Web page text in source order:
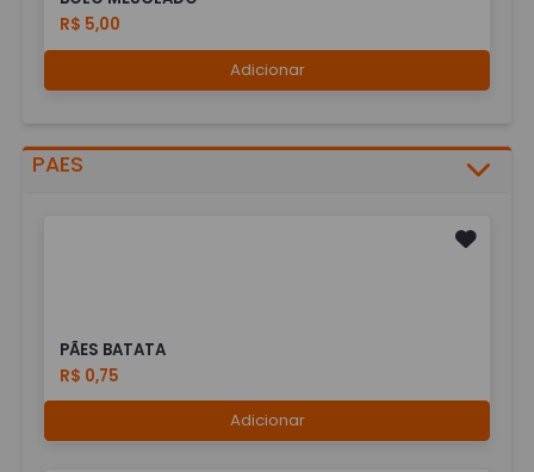
R$ 5,00
Adicionar
PAES
PÃES BATATA
R$ 0,75
Adicionar